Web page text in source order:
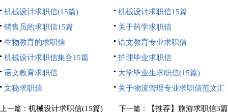
机械设计求职信(15篇)
机械设计求职信15篇
销售员的求职信15篇
关于药学求职信
生物教育的求职信
语文教育专业求职信
机械设计求职信集合15篇
护理毕业求职信
语文教育求职信
大学毕业生求职信(15篇)
文秘求职信
关于物流管理专业求职信范文汇
上一篇： 机械设计求职信(15篇) 下一篇： 【推荐】旅游求职信3篇